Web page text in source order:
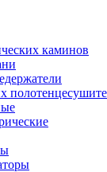
каминов